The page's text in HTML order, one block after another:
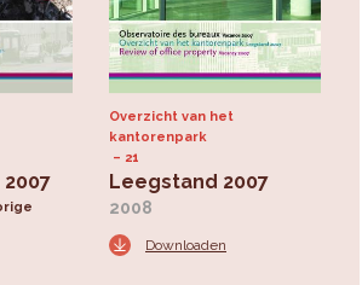
Overzicht van het
kantorenpark
21
Leegstand 2007
2008
Downloaden